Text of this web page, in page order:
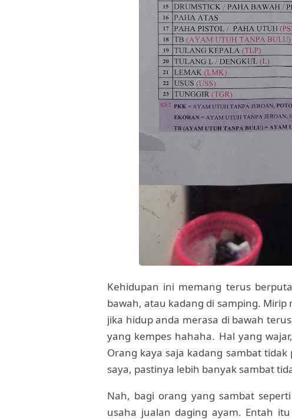
Kehidupan ini memang terus
bawah, atau kadang di samping.
jika hidup anda merasa di bawah
yang kempes hahaha. Hal yang
Orang kaya saja kadang sambat
saya, pastinya lebih banyak sambat
Nah, bagi orang yang sambat
usaha jualan daging ayam. Entah